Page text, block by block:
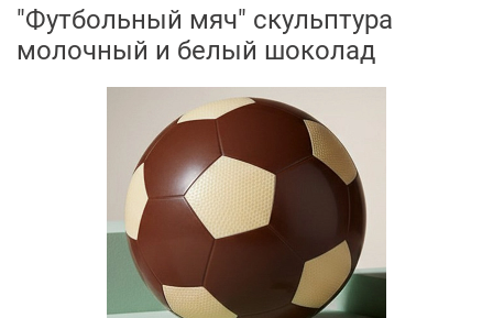
"Футбольный мяч" скульптура
молочный и белый шоколад